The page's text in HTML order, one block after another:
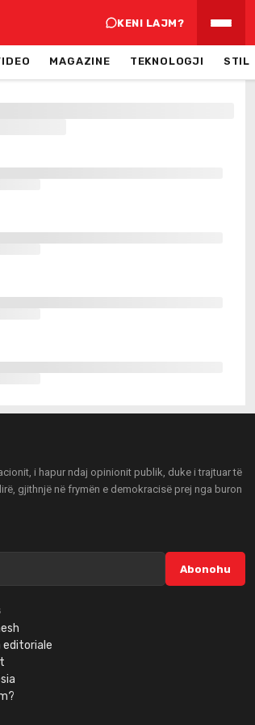
KENI LAJM?
MAGAZINE TEKNOLOGJI STIL
i hapur ndaj opinionit publik, duke i trajtuar të
gjithnjë në frymën e demokracisë prej nga buron
Abonohu
editoriale